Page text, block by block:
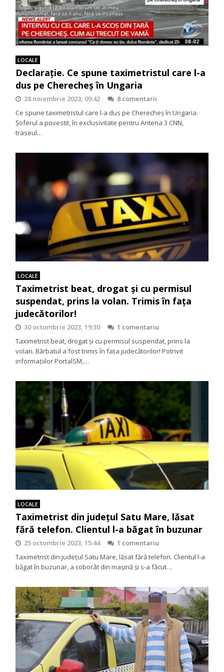
LOCALE
Declaraţie. Ce spune taximetristul care l-a
dus pe Cherecheş în Ungaria
28 noiembrie 2023, 09:42
8 comentarii
Ce spune taximetristul care l-a dus pe Cherecheş în Ungaria.
Şoferul a povestit, în exclusivitate pentru Antena 3 CNN,
traseul…
LOCALE
Taximetrist beat, drogat și cu permisul
suspendat, prins la volan. Trimis în fața
judecătorilor!
30 octombrie 2023, 19:30
1 comentariu
Taximetrist beat, drogat și cu permisul suspendat, prins la
volan. Bărbatul a fost trimis în fața judecătorilor! Potrivit
informațiilor PortalSM,…
LOCALE
Taximetrist din județul Satu Mare, lăsat
fără telefon. Clientul l-a băgat în buzunar
25 octombrie 2023, 15:44
1 comentariu
Taximetrist din județul Satu Mare, lăsat fără telefon. Clientul l-a
băgat în buzunar, a coborât din mașină și s-a făcut…